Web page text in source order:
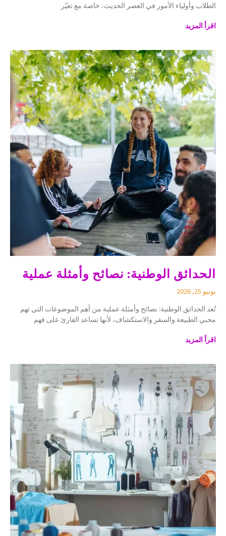
الطلاب وأولياء الأمور في العصر الحديث، خاصة مع تغيّر
اقرأ المزيد
الحدائق الوطنية: نصائح وأمثلة عملية
يونيو 25, 2026
تُعد الحدائق الوطنية: نصائح وأمثلة عملية من أهم الموضوعات التي تهم
محبي الطبيعة والسفر والاستكشاف، لأنها تساعد القارئ على فهم
اقرأ المزيد